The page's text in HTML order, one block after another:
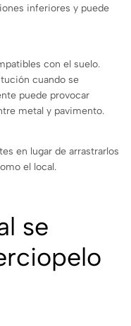
inferiores y puede
con el suelo.
cuando se
puede provocar
metal y pavimento.
en lugar de arrastrarlos
el local.
se